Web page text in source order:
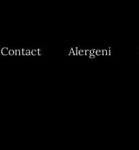
Contact Alergeni